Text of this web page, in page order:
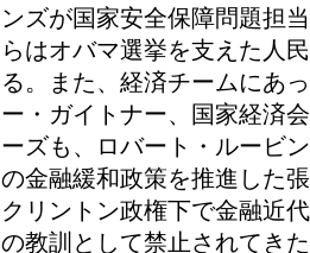
ンズが国家安全保障問題担
らはオバマ選挙を支えた人
る。また、経済チームにあ
ー・ガイトナー、国家経済
ーズも、ロバート・ルービ
の金融緩和政策を推進した
クリントン政権下で金融近
の教訓として禁止されてき